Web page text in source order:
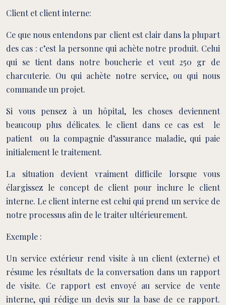
Client et client interne:
Ce que nous entendons par client est clair dans la plupart
des cas : c’est la personne qui achète notre produit. Celui
qui se tient dans notre boucherie et veut 250 gr de
charcuterie. Ou qui achète notre service, ou qui nous
commande un projet.
Si vous pensez à un hôpital, les choses deviennent
beaucoup plus délicates. le client dans ce cas est le
patient ou la compagnie d’assurance maladie, qui paie
initialement le traitement.
La situation devient vraiment difficile lorsque vous
élargissez le concept de client pour inclure le client
interne. Le client interne est celui qui prend un service de
notre processus afin de le traiter ultérieurement.
Exemple :
Un service extérieur rend visite à un client (externe) et
résume les résultats de la conversation dans un rapport
de visite. Ce rapport est envoyé au service de vente
interne, qui rédige un devis sur la base de ce rapport.